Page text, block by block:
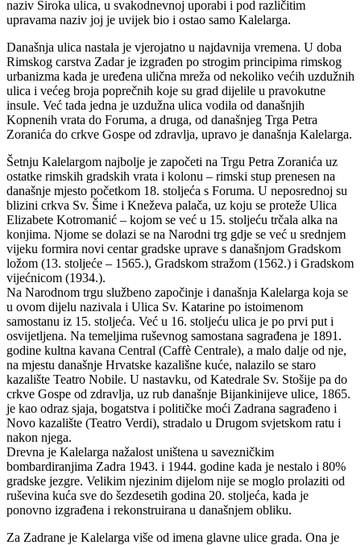
naziv Široka ulica, u svakodnevnoj uporabi i pod različitim
upravama naziv joj je uvijek bio i ostao samo Kalelarga.
Današnja ulica nastala je vjerojatno u najdavnija vremena. U doba
Rimskog carstva Zadar je izgrađen po strogim principima rimskog
urbanizma kada je uređena ulična mreža od nekoliko većih uzdužnih
ulica i većeg broja poprečnih koje su grad dijelile u pravokutne
insule. Već tada jedna je uzdužna ulica vodila od današnjih
Kopnenih vrata do Foruma, a druga, od današnjeg Trga Petra
Zoranića do crkve Gospe od zdravlja, upravo je današnja Kalelarga.
Šetnju Kalelargom najbolje je započeti na Trgu Petra Zoranića uz
ostatke rimskih gradskih vrata i kolonu – rimski stup prenesen na
današnje mjesto početkom 18. stoljeća s Foruma. U neposrednoj su
blizini crkva Sv. Šime i Kneževa palača, uz koju se proteže Ulica
Elizabete Kotromanić – kojom se već u 15. stoljeću trčala alka na
konjima. Njome se dolazi se na Narodni trg gdje se već u srednjem
vijeku formira novi centar gradske uprave s današnjom Gradskom
ložom (13. stoljeće – 1565.), Gradskom stražom (1562.) i Gradskom
vijećnicom (1934.).
Na Narodnom trgu službeno započinje i današnja Kalelarga koja se
u ovom dijelu nazivala i Ulica Sv. Katarine po istoimenom
samostanu iz 15. stoljeća. Već u 16. stoljeću ulica je po prvi put i
osvijetljena. Na temeljima ruševnog samostana sagrađena je 1891.
godine kultna kavana Central (Caffè Centrale), a malo dalje od nje,
na mjestu današnje Hrvatske kazališne kuće, nalazilo se staro
kazalište Teatro Nobile. U nastavku, od Katedrale Sv. Stošije pa do
crkve Gospe od zdravlja, uz rub današnje Bijankinijeve ulice, 1865.
je kao odraz sjaja, bogatstva i političke moći Zadrana sagrađeno i
Novo kazalište (Teatro Verdi), stradalo u Drugom svjetskom ratu i
nakon njega.
Drevna je Kalelarga nažalost uništena u savezničkim
bombardiranjima Zadra 1943. i 1944. godine kada je nestalo i 80%
gradske jezgre. Velikim njezinim dijelom nije se moglo prolaziti od
ruševina kuća sve do šezdesetih godina 20. stoljeća, kada je
ponovno izgrađena i rekonstruirana u današnjem obliku.
Za Zadrane je Kalelarga više od imena glavne ulice grada. Ona je